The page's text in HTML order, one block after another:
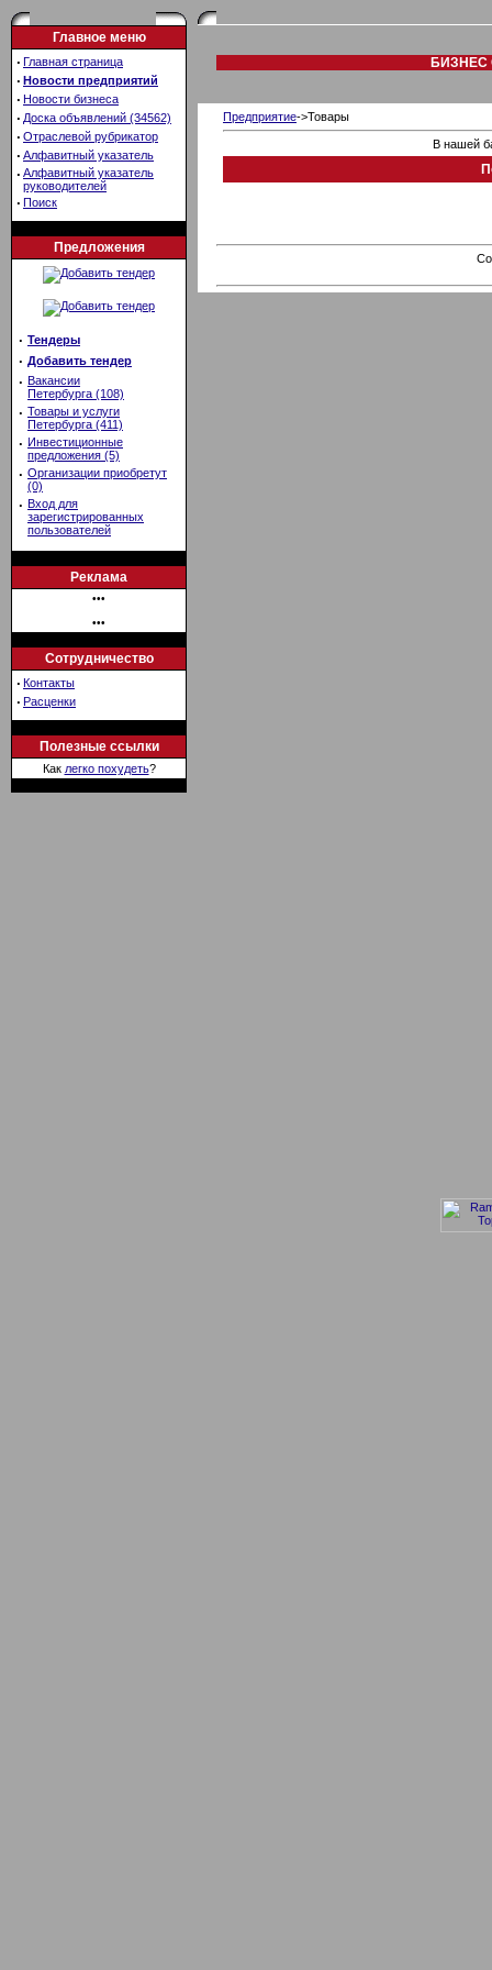
Главное меню
· Главная страница
· Новости предприятий
· Новости бизнеса
· Доска объявлений (34562)
· Отраслевой рубрикатор
· Алфавитный указатель
· Алфавитный указатель
руководителей
· Поиск
Предложения
· Тендеры
· Добавить тендер
· Вакансии
Петербурга (108)
· Товары и услуги
Петербурга (411)
· Инвестиционные
предложения (5)
· Организации приобретут
(0)
· Вход для
зарегистрированных
пользователей
Реклама
•••
•••
Сотрудничество
· Контакты
· Расценки
Полезные ссылки
Как легко похудеть?
БИЗНЕС
Предприятие->Товары
В нашей